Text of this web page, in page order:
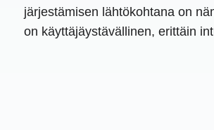
järjestämisen lähtökohtana on
on käyttäjäystävällinen, erittäin